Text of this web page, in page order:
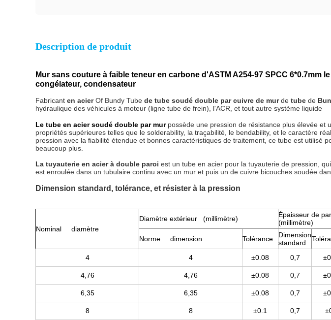
Description de produit
Mur sans couture à faible teneur en carbone d'ASTM A254-97 SPCC
congélateur, condensateur
Fabricant en acierOf Bundy Tube de tube soudé double par cuivre de murde tube de
hydraulique des véhicules à moteur (ligne tube de frein), l'ACR, et tout autre système liquide
Le tube en acier soudé double par mur possède une pression de résistance plus élevée
propriétés supérieures telles que le solderability, la traçabilité, le bendability, et le caractère
pression avec la fiabilité étendue et bonnes caractéristiques de traitement, ce tube est
beaucoup plus.
La tuyauterie en acier à double paroi est un tube en acier pour la tuyauterie de pression,
est enroulée dans un tubulaire continu avec un mur et puis un de cuivre bicouches soudée
Dimension standard, tolérance, et résister à la pression
Nominal diamètre
Diamètre extérieur (millimètre)
Épaisseur de
(millimètre)
Norme dimension Tolérance
Dimension
standard
4 4 ±0.08 0,7
4,76 4,76 ±0.08 0,7
6,35 6,35 ±0.08 0,7
8 8 ±0.1 0,7